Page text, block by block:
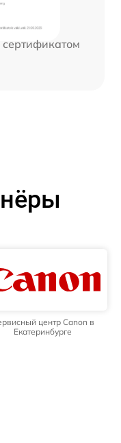
центр Canon в
Екатеринбурге